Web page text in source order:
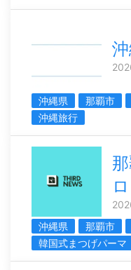
沖縄県 那覇市
沖縄旅行
沖縄県
那覇市
韓国式まつげパーマ